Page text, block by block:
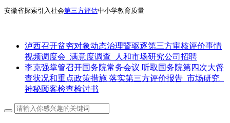
安徽省探索引入社会第三方评估中小学教育质量
泸西召开贫穷对象动态治理暨驱逐第三方审核评价事情
视频调度会_满意度调查_人和市场研究公司招聘
李克强掌管召开国务院常务会议 听取国务院第四次大督
查状况和重点政策措施 落实第三方评价报告_市场研究_
神秘顾客检查检讨书